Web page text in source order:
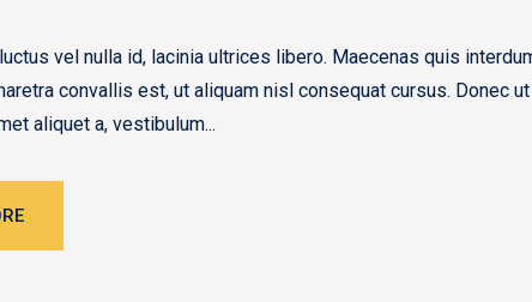
vel nulla id, lacinia ultrices libero. Maecenas quis
convallis est, ut aliquam nisl consequat cursus. Donec
aliquet a, vestibulum...